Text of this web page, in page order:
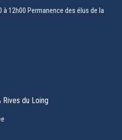
12h00 Permanence des élus de la
du Loing